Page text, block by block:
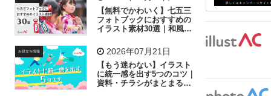
歩く 工場 会社 太陽 キラキラ
子供 作業員 相談 ピクトグラム
【無料でかわいく】七五三
フォトブックにおすすめの
イラスト素材30選｜和風の
お役立ち情報 2026年07月21日
【もう迷わない】イラスト
に統一感を出す5つのコツ｜
資料・チラシがまとまるフ